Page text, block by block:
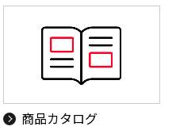
商品カタログ